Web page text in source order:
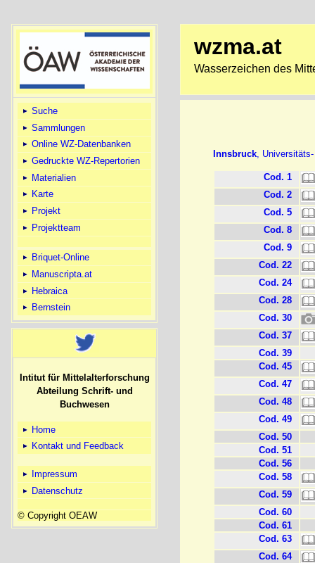
Suche
Sammlungen
Online WZ-Datenbanken
Gedruckte WZ-Repertorien
Materialien
Karte
Projekt
Projektteam
Briquet-Online
Manuscripta.at
Hebraica
Bernstein
Intitut für Mittelalterforschung
Abteilung Schrift- und
Buchwesen
Home
Kontakt und Feedback
Impressum
Datenschutz
© Copyright OEAW
wzma.at
Wasserzeichen des
Innsbruck,
Cod. 1
Cod. 2
Cod. 5
Cod. 8
Cod. 9
Cod. 22
Cod. 24
Cod. 28
Cod. 30
Cod. 37
Cod. 39
Cod. 45
Cod. 47
Cod. 48
Cod. 49
Cod. 50
Cod. 51
Cod. 56
Cod. 58
Cod. 59
Cod. 60
Cod. 61
Cod. 63
Cod. 64